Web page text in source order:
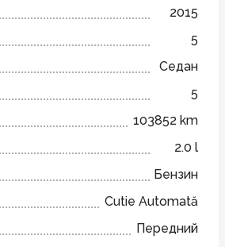
2015
5
Седан
5
103852 km
2.0 l
Бензин
Cutie Automată
Передний